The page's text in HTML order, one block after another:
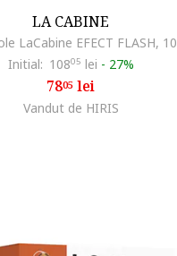
LA CABINE
Initial: 10805 lei - 27%
7805 lei
Vandut de HIRIS